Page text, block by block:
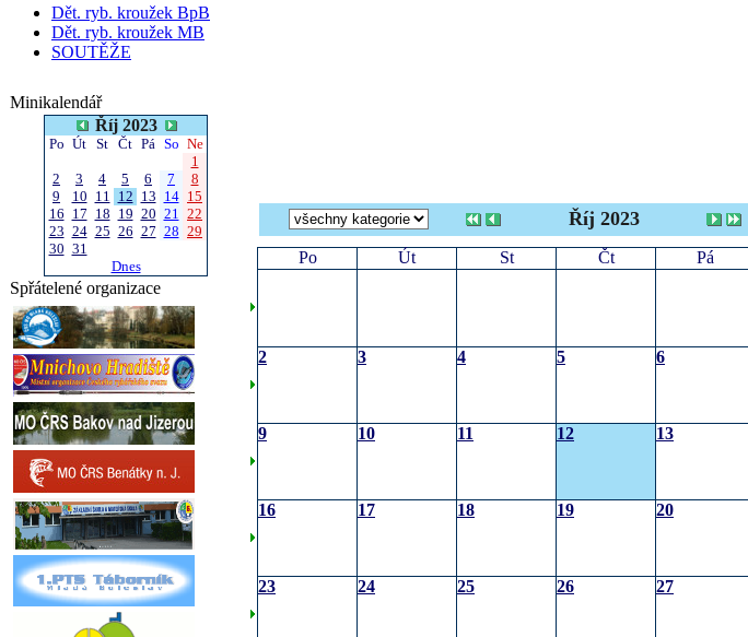
Dět. ryb. kroužek BpB
Dět. ryb. kroužek MB
SOUTĚŽE
Minikalendář
Říj 2023
Po Út St Čt Pá So Ne
1
2
3 4 5 6 7
8
9
10 11 12 13 14 15
16 17 18 19 20 21 22
23 24 25 26 27 28 29
30 31
Dnes
Spřátelené organizace
Říj 2023
Po Út St Čt Pá
2 3 4 5 6
9 10 11 12 13
16 17 18 19 20
23 24 25 26 27